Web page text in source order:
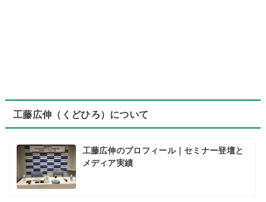
工藤広伸（くどひろ）について
工藤広伸のプロフィール｜セミナー登壇と
メディア実績